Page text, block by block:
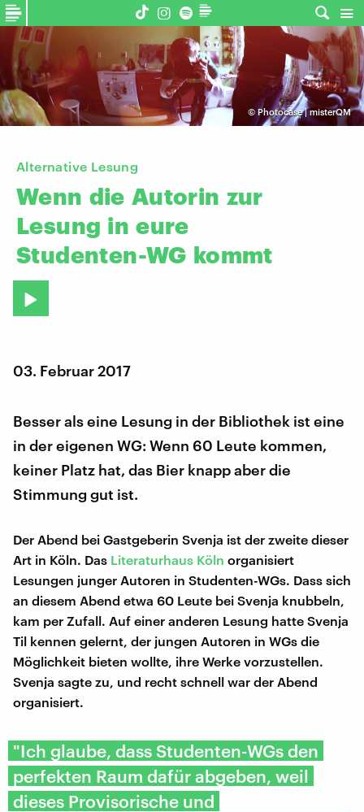
© Photocase | misterQM
Alternative Lesung
Wenn die Autorin zur
Lesung in eure
Studenten-WG kommt
03. Februar 2017
Besser als eine Lesung in der Bibliothek ist eine
in der eigenen WG: Wenn 60 Leute kommen,
keiner Platz hat, das Bier knapp aber die
Stimmung gut ist.
Der Abend bei Gastgeberin Svenja ist der zweite dieser
Art in Köln. Das Literaturhaus Köln organisiert
Lesungen junger Autoren in Studenten-WGs. Dass sich
an diesem Abend etwa 60 Leute bei Svenja knubbeln,
kam per Zufall. Auf einer anderen Lesung hatte Svenja
Til kennen gelernt, der jungen Autoren in WGs die
Möglichkeit bieten wollte, ihre Werke vorzustellen.
Svenja sagte zu, und recht schnell war der Abend
organisiert.
"Ich glaube, dass Studenten-WGs den
perfekten Raum dafür abgeben, weil
dieses Provisorische und